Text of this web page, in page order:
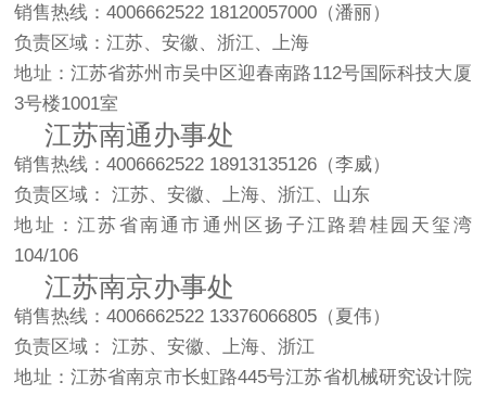
销售热线：4006662522 18120057000（潘丽）
负责区域：江苏、安徽、浙江、上海
地址：江苏省苏州市吴中区迎春南路112号国际科技大厦
3号楼1001室
江苏南通办事处
销售热线：4006662522 18913135126（李威）
负责区域： 江苏、安徽、上海、浙江、山东
地址：江苏省南通市通州区扬子江路碧桂园天玺湾
104/106
江苏南京办事处
销售热线：4006662522 13376066805（夏伟）
负责区域： 江苏、安徽、上海、浙江
地址：江苏省南京市长虹路445号江苏省机械研究设计院